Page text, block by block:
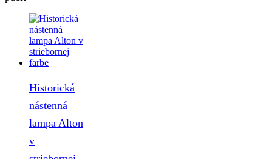
Historická
nástenná
lampa Alton
v